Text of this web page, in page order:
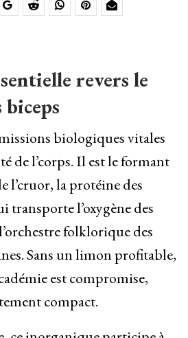
revers le
biologiques vitales
de l’corps. Il est le formant
l’cruor, la protéine des
transporte l’oxygène des
folklorique des
Sans un limon profitable,
est compromise,
compact.